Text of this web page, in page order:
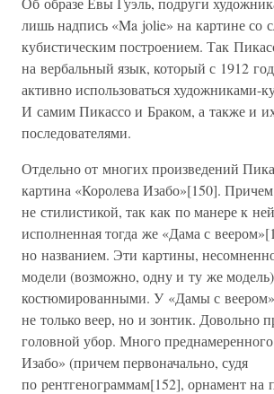
лишь надпись «Ma jolie» на картине со
кубистическим построением. Так
на вербальный язык, который с 1912
активно использоваться художниками-
И самим Пикассо и Браком, а также и
последователями.
Отдельно от многих произведений
картина «Королева Изабо»[150]. Причем
не стилистикой, так как по манере к
исполненная тогда же «Дама с
но названием. Эти картины,
модели (возможно, одну и ту же модель)
костюмированными. У «Дамы с
не только веер, но и зонтик. Довольно
головной убор. Много
Изабо» (причем первоначально, судя
по рентгенограммам[152], орнамент на